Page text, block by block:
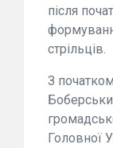
після
стрільців.
З
Головної